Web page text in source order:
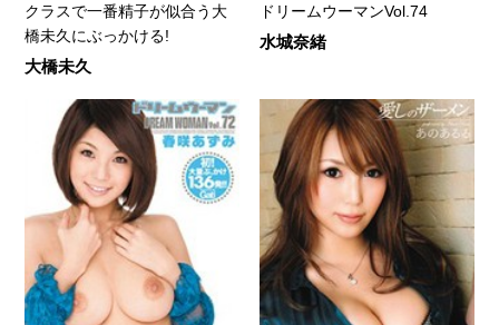
クラスで一番精子が似合う大
橋未久にぶっかける!
大橋未久
ドリームウーマンVol.74
水城奈緒